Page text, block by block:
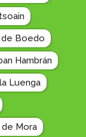
de Boedo
Hambrán
Luenga
Mora